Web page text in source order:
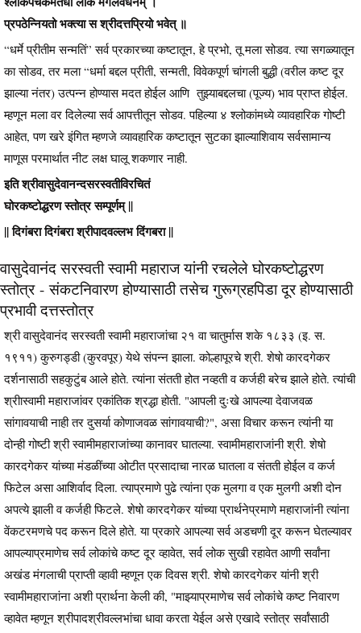
प्रपठेन्नियतो भक्त्या स श्रीदत्तप्रियो भवेत् ॥
“धर्मे प्रीतीम सन्मतिं” सर्व प्रकारच्या कष्टातून, हे प्रभो, तू मला सोडव. त्या सगळ्यातून
का सोडव, तर मला “धर्मा बद्दल प्रीती, सन्मती, विवेकपूर्ण चांगली बुद्धी (वरील कष्ट दूर
झाल्या नंतर) उत्पन्न होण्यास मदत होईल आणि तुझ्याबद्दलचा (पूज्य) भाव प्राप्त होईल.
म्हणून मला वर दिलेल्या सर्व आपत्तीतून सोडव. पहिल्या ४ श्लोकांमध्ये व्यावहारिक गोष्टी
आहेत, पण खरे इंगित म्हणजे व्यावहारिक कष्टातून सुटका झाल्याशिवाय सर्वसामान्य
माणूस परमार्थात नीट लक्ष घालू शकणार नाही.
इति श्रीवासुदेवानन्दसरस्वतीविरचितं
घोरकष्टोद्धरण स्तोत्र सम्पूर्णम् ||
|| दिगंबरा दिगंबरा श्रीपादवल्लभ दिंगबरा ||
वासुदेवानंद सरस्वती स्वामी महाराज यांनी रचलेले घोरकष्टोद्धरण
स्तोत्र - संकटनिवारण होण्यासाठी तसेच गुरूग्रहपिडा दूर होण्यासाठी
प्रभावी दत्तस्तोत्र
श्री वासुदेवानंद सरस्वती स्वामी महाराजांचा २१ वा चातुर्मास शके १८३३ (इ. स.
१९११) कुरुगड्डी (कुरवपूर) येथे संपन्न झाला. कोल्हापूरचे श्री. शेषो कारदगेकर
दर्शनासाठी सहकुटुंब आले होते. त्यांना संतती होत नव्हती व कर्जही बरेच झाले होते. त्यांची
श्रीास्वामी महाराजांवर एकांतिक श्रद्धा होती. "आपली दुःखे आपल्या देवाजवळ
सांगावयाची नाही तर दुसर्या कोणाजवळ सांगावयाची?", असा विचार करून त्यांनी या
दोन्ही गोष्टी श्री स्वामीमहाराजांच्या कानावर घातल्या. स्वामीमहाराजांनी श्री. शेषो
कारदगेकर यांच्या मंडळींच्या ओटीत प्रसादाचा नारळ घातला व संतती होईल व कर्ज
फिटेल असा आशिर्वाद दिला. त्याप्रमाणे पुढे त्यांना एक मुलगा व एक मुलगी अशी दोन
अपत्ये झाली व कर्जही फिटले. शेषो कारदगेकर यांच्या प्रार्थनेप्रमाणे महाराजांनी त्यांना
वेंकटरमणचे पद करून दिले होते. या प्रकारे आपल्या सर्व अडचणी दूर करून घेतल्यावर
आपल्याप्रमाणेच सर्व लोकांचे कष्ट दूर व्हावेत, सर्व लोक सुखी रहावेत आणी सर्वांना
अखंड मंगलाची प्राप्ती व्हावी म्हणून एक दिवस श्री. शेषो कारदगेकर यांनी श्री
स्वामीमहाराजांना अशी प्रार्थना केली की, "माझ्याप्रमाणेच सर्व लोकांचे कष्ट निवारण
व्हावेत म्हणून श्रीपादश्रीवल्लभांचा धावा करता येईल असे एखादे स्तोत्र सर्वांसाठी